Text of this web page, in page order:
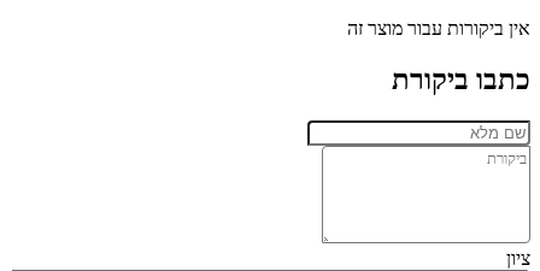
אין ביקורות עבור מוצר זה
כתבו ביקורת
ציון